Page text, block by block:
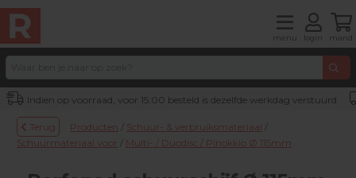
menu login mand
Indien op voorraad, voor 15:00 besteld is dezelfde werkdag verstuurd
Terug Producten / Schuur- & verbruiksmateriaal /
Schuurmateriaal voor / Multi- / Duodisc / Pinokkio Ø 115mm